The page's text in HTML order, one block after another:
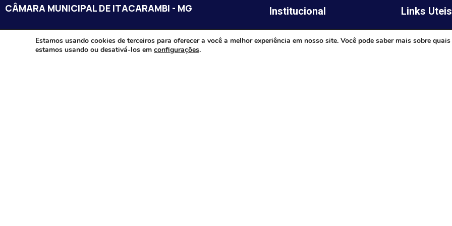
CÂMARA MUNICIPAL DE ITACARAMBI - MG
Endereço: Av. Juca Nascimento, n.º 240, Nossa Senhora de Fátima,
Itacarambi/MG – CEP: 39470-000
Institucional
Legislativo
Links Uteis
Prefeitura de
Estamos usando cookies de terceiros para oferecer a você a melhor experiência em nosso site. Você pode saber mais sobre
estamos usando ou desativá-los em configurações.